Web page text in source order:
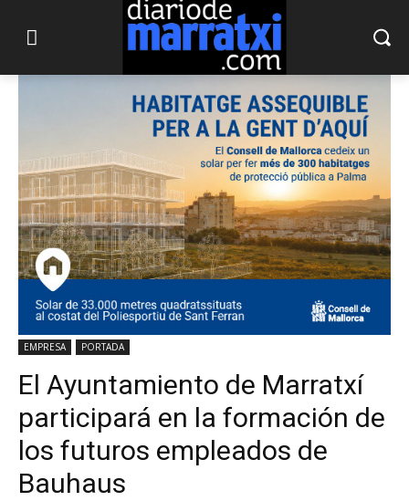
EMPRESA PORTADA
El Ayuntamiento de Marratxí
participará en la formación de
los futuros empleados de
Bauhaus